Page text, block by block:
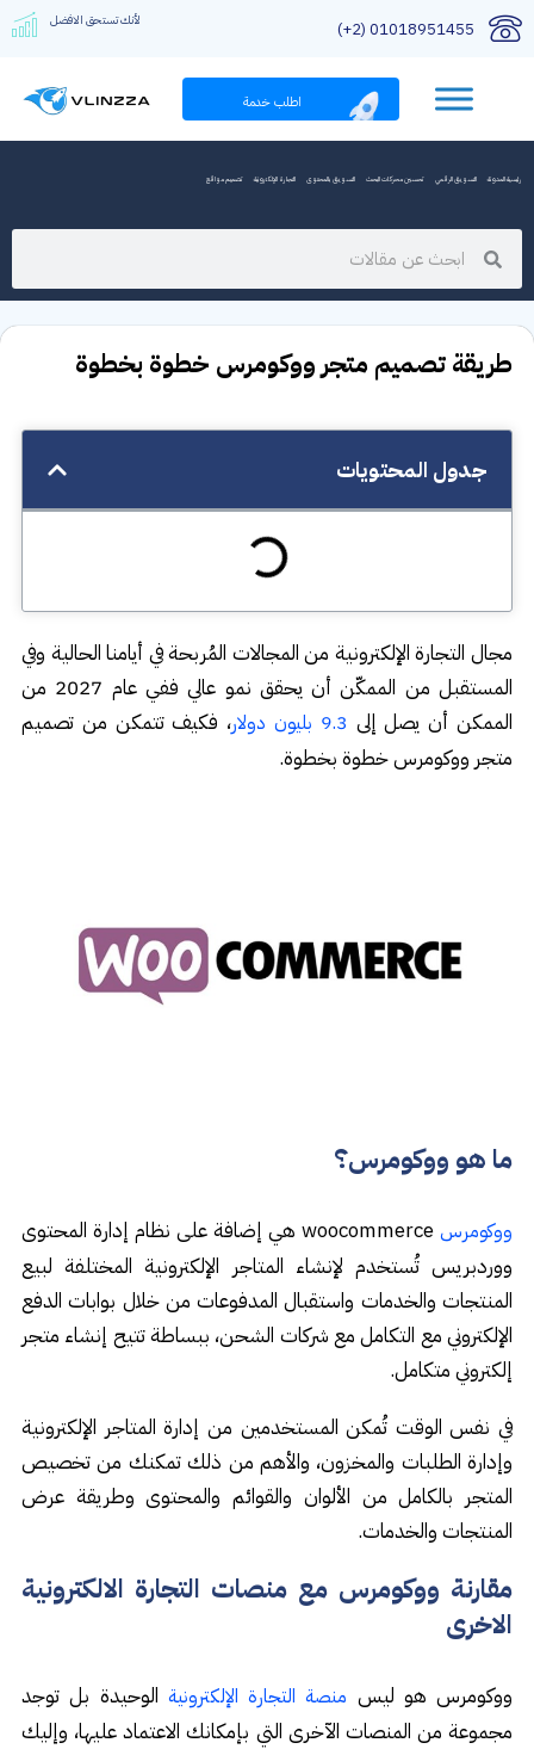
01018951455 (2+) لأنك تستحق الافضل
اطلب خدمة
رئيسية المدونة التسويق الرقمي تحسين محركات البحث التسويق بالمحتوى التجارة الإلكترونية تصميم مواقع
طريقة تصميم متجر ووكومرس خطوة بخطوة
جدول المحتويات
مجال التجارة الإلكترونية من المجالات المُربحة في أيامنا الحالية وفي
المستقبل من الممكّن أن يحقق نمو عالي ففي عام 2027 من
الممكن أن يصل إلى 9.3 بليون دولار
، فكيف تتمكن من تصميم
متجر ووكومرس خطوة بخطوة.
ما هو ووكومرس؟
ووكومرس
woocommerce هي إضافة على نظام إدارة المحتوى
ووردبريس تُستخدم لإنشاء المتاجر الإلكترونية المختلفة لبيع
المنتجات والخدمات واستقبال المدفوعات من خلال بوابات الدفع
الإلكتروني مع التكامل مع شركات الشحن، ببساطة تتيح إنشاء متجر
إلكتروني متكامل.
في نفس الوقت تُمكن المستخدمين من إدارة المتاجر الإلكترونية
وإدارة الطلبات والمخزون، والأهم من ذلك تمكنك من تخصيص
المتجر بالكامل من الألوان والقوائم والمحتوى وطريقة عرض
المنتجات والخدمات.
مقارنة ووكومرس مع منصات التجارة الالكترونية
الاخرى
ووكومرس هو ليس منصة التجارة الإلكترونية الوحيدة بل توجد
مجموعة من المنصات الآخرى التي بإمكانك الاعتماد عليها، وإليك